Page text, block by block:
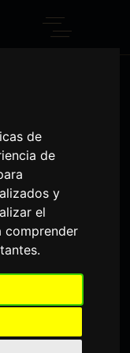
de
de
y
el
comprender